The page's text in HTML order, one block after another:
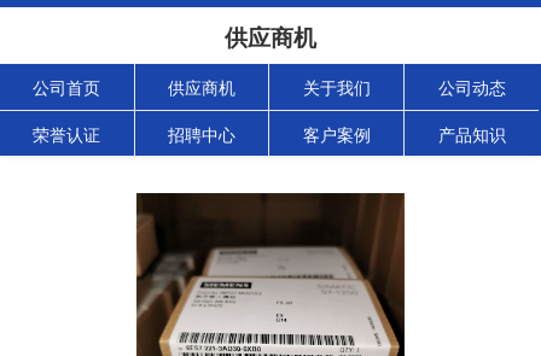
供应商机
公司首页 供应商机 关于我们 公司动态
荣誉认证 招聘中心 客户案例 产品知识